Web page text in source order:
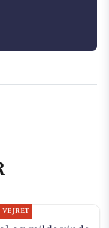
VEJRET